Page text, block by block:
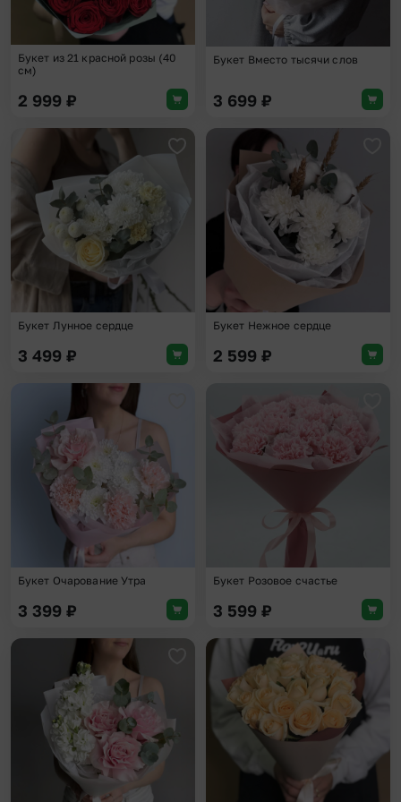
Букет из 21 красной розы (40
см)
2 999 ₽
Букет Вместо тысячи слов
3 699 ₽
Добавить в избранное
Букет Лунное сердце
3 499 ₽
Букет Нежное сердце
2 599 ₽
Добавить в избранное
Букет Очарование Утра
3 399 ₽
Букет Розовое счастье
3 599 ₽
Добавить в избранное